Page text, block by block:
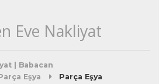
Eve Nakliyat
| Babacan
Eşya Parça Eşya